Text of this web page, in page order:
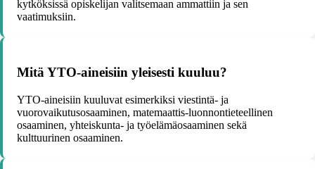
kytköksissä opiskelijan valitsemaan ammattiin ja sen
vaatimuksiin.
Mitä YTO-aineisiin yleisesti kuuluu?
YTO-aineisiin kuuluvat esimerkiksi viestintä- ja
vuorovaikutusosaaminen, matemaattis-luonnontieteellinen
osaaminen, yhteiskunta- ja työelämäosaaminen sekä
kulttuurinen osaaminen.